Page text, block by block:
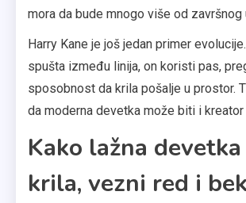
mora da bude mnogo više od završnog
Harry Kane je još jedan primer
spušta između linija, on koristi pas,
sposobnost da krila pošalje u prostor.
da moderna devetka može biti i
Kako lažna
krila, vezni red i